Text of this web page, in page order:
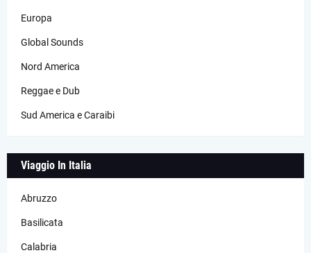
Europa
Global Sounds
Nord America
Reggae e Dub
Sud America e Caraibi
Viaggio In Italia
Abruzzo
Basilicata
Calabria